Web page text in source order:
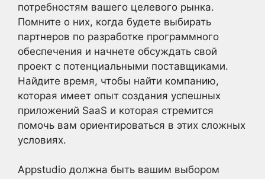
потребностям вашего целевого рынка.
Помните о них, когда будете выбирать
партнеров по разработке программного
обеспечения и начнете обсуждать свой
проект с потенциальными поставщиками.
Найдите время, чтобы найти компанию,
которая имеет опыт создания успешных
приложений SaaS и которая стремится
помочь вам ориентироваться в этих сложных
условиях.
Appstudio должна быть вашим выбором